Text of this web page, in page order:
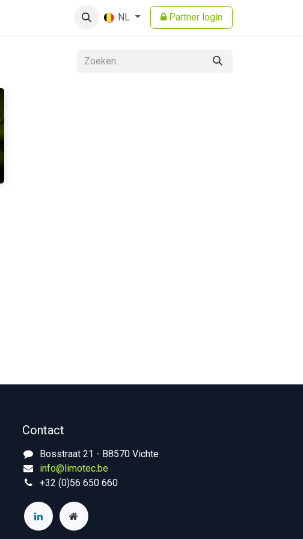
NL Partner login
Contact
Bosstraat 21 - B8570 Vichte
info@limotec.be
+32 (0)56 650 660